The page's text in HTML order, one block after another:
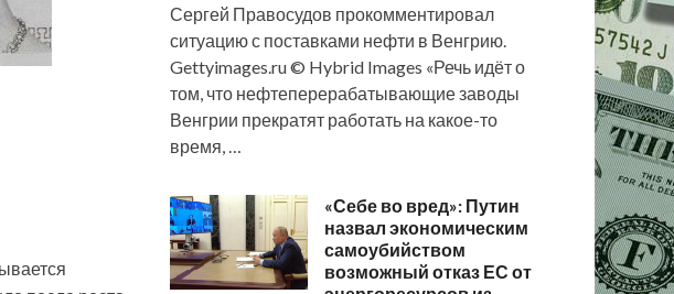
Сергей Правосудов прокомментировал
ситуацию с поставками нефти в Венгрию.
Gettyimages.ru © Hybrid Images «Речь идёт о
том, что нефтеперерабатывающие заводы
Венгрии прекратят работать на какое-то
время, …
«Себе во вред»: Путин
назвал экономическим
самоубийством
возможный отказ ЕС от